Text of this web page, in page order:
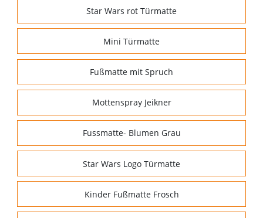
Star Wars rot Türmatte
Mini Türmatte
Fußmatte mit Spruch
Mottenspray Jeikner
Fussmatte- Blumen Grau
Star Wars Logo Türmatte
Kinder Fußmatte Frosch